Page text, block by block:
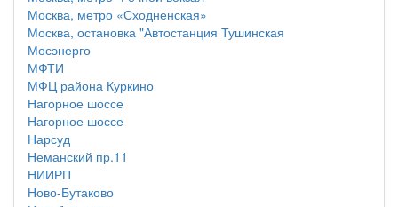
Москва, метро «Сходненская»
Москва, остановка "Автостанция Тушинская
Мосэнерго
МФТИ
МФЦ района Куркино
Нагорное шоссе
Нагорное шоссе
Нарсуд
Неманский пр.11
НИИРП
Ново-Бутаково